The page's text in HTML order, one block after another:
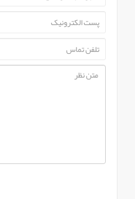
مشاهده این محصول در
امکان ارسال سریع
تخفيف ويژه